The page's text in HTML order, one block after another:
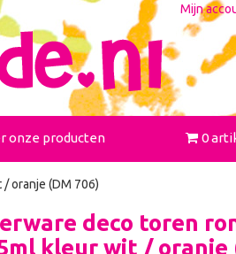
Mijn
onze producten 0
oranje (DM 706)
deco toren
kleur wit / oranje